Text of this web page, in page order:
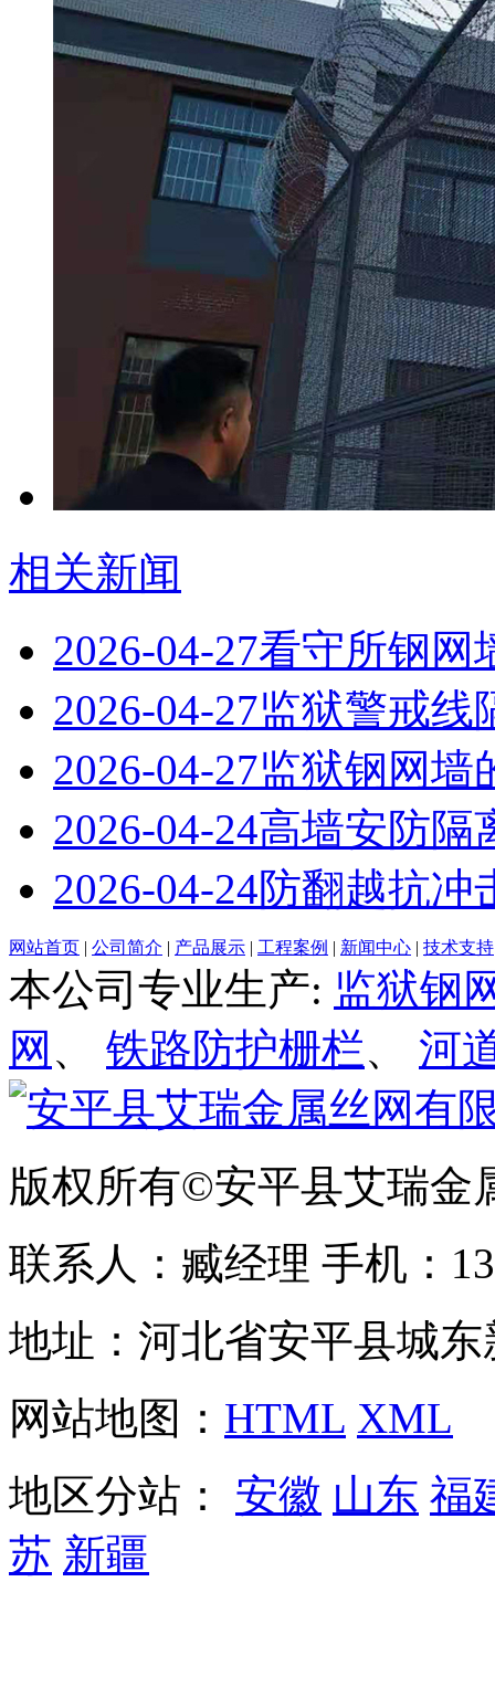
相关新闻
2026-04-27看守所钢网
2026-04-27监狱警戒线
2026-04-27监狱钢网墙
2026-04-24高墙安防隔
2026-04-24防翻越抗冲
网站首页 | 公司简介 | 产品展示 | 工程案例 | 新闻中心 | 技术支持
本公司专业生产: 监狱钢
网 、 铁路防护栅栏、 河
版权所有©安平县艾瑞金
联系人：臧经理 手机：
地址：河北省安平县城
网站地图： HTML XML
地区分站： 安徽 山东 福
苏 新疆